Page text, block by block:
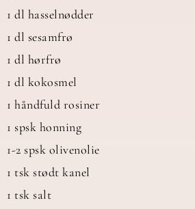
1 dl hasselnødder
1 dl sesamfrø
1 dl hørfrø
1 dl kokosmel
1 håndfuld rosiner
1 spsk honning
1-2 spsk olivenolie
1 tsk stødt kanel
1 tsk salt